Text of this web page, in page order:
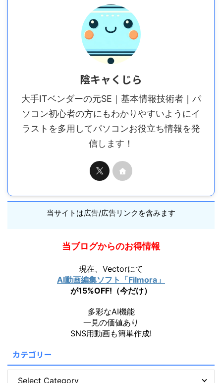
陰キャくじら
大手ITベンダーの元SE｜基本情報技術者｜パ
ソコン初心者の方にもわかりやすいようにイ
ラストを多用してパソコンお役立ち情報を発
信します！
当サイトは広告/広告リンクを含みます
当ブログからのお得情報
現在、Vectorにて
AI動画編集ソフト「Filmora」
が15%OFF!（今だけ）
多彩なAI機能
一見の価値あり
SNS用動画も簡単作成!
カテゴリー